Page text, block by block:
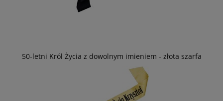
50-letni Król Życia z dowolnym imieniem - złota szarfa